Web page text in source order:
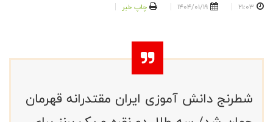
21:03
1404/01/19 چاپ خبر
شطرنج دانش آموزی ایران مقتدرانه قهرمان